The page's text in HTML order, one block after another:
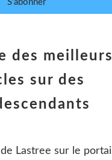
des meilleurs
sur des
Lastree sur le portail